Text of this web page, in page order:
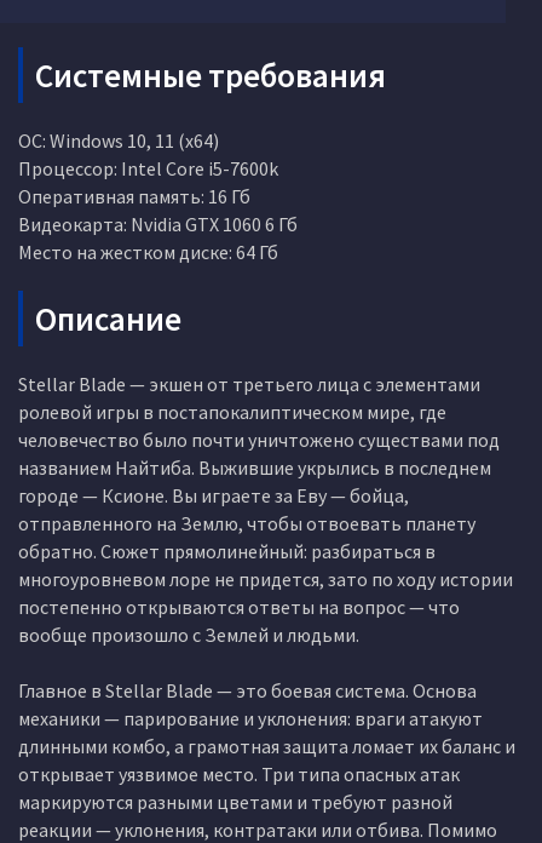
Системные требования
ОС: Windows 10, 11 (x64)
Процессор: Intel Core i5-7600k
Оперативная память: 16 Гб
Видеокарта: Nvidia GTX 1060 6 Гб
Место на жестком диске: 64 Гб
Описание
Stellar Blade — экшен от третьего лица с элементами
ролевой игры в постапокалиптическом мире, где
человечество было почти уничтожено существами под
названием Найтиба. Выжившие укрылись в последнем
городе — Ксионе. Вы играете за Еву — бойца,
отправленного на Землю, чтобы отвоевать планету
обратно. Сюжет прямолинейный: разбираться в
многоуровневом лоре не придется, зато по ходу истории
постепенно открываются ответы на вопрос — что
вообще произошло с Землей и людьми.
Главное в Stellar Blade — это боевая система. Основа
механики — парирование и уклонения: враги атакуют
длинными комбо, а грамотная защита ломает их баланс и
открывает уязвимое место. Три типа опасных атак
маркируются разными цветами и требуют разной
реакции — уклонения, контратаки или отбива. Помимо